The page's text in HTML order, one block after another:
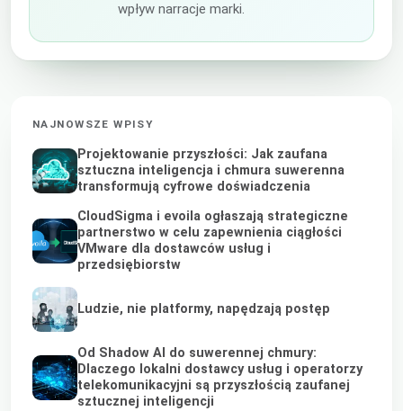
wpływ narracje marki.
NAJNOWSZE WPISY
Projektowanie przyszłości: Jak zaufana
sztuczna inteligencja i chmura suwerenna
transformują cyfrowe doświadczenia
CloudSigma i evoila ogłaszają strategiczne
partnerstwo w celu zapewnienia ciągłości
VMware dla dostawców usług i
przedsiębiorstw
Ludzie, nie platformy, napędzają postęp
Od Shadow AI do suwerennej chmury:
Dlaczego lokalni dostawcy usług i operatorzy
telekomunikacyjni są przyszłością zaufanej
sztucznej inteligencji